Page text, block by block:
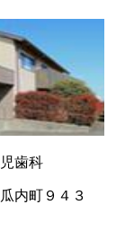
歯科
内町９４３